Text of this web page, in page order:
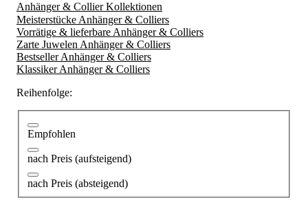
Anhänger & Collier Kollektionen
Meisterstücke Anhänger & Colliers
Vorrätige & lieferbare Anhänger & Colliers
Zarte Juwelen Anhänger & Colliers
Bestseller Anhänger & Colliers
Klassiker Anhänger & Colliers
Reihenfolge:
Empfohlen
nach Preis (aufsteigend)
nach Preis (absteigend)